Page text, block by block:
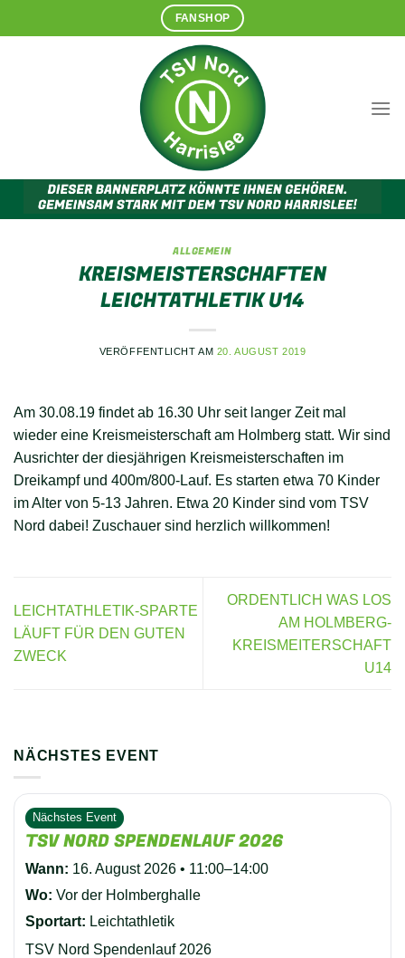
Inhalt
FANSHOP
ALLGEMEIN
KREISMEISTERSCHAFTEN
LEICHTATHLETIK U14
VERÖFFENTLICHT AM 20. AUGUST 2019
Am 30.08.19 findet ab 16.30 Uhr seit langer Zeit mal
wieder eine Kreismeisterschaft am Holmberg statt. Wir sind
Ausrichter der diesjährigen Kreismeisterschaften im
Dreikampf und 400m/800-Lauf. Es starten etwa 70 Kinder
im Alter von 5-13 Jahren. Etwa 20 Kinder sind vom TSV
Nord dabei! Zuschauer sind herzlich willkommen!
LEICHTATHLETIK-SPARTE
LÄUFT FÜR DEN GUTEN
ZWECK
ORDENTLICH WAS LOS
AM HOLMBERG-
KREISMEITERSCHAFT
U14
NÄCHSTES EVENT
Nächstes Event
TSV NORD SPENDENLAUF 2026
Wann: 16. August 2026 • 11:00–14:00
Wo: Vor der Holmberghalle
Sportart: Leichtathletik
TSV Nord Spendenlauf 2026